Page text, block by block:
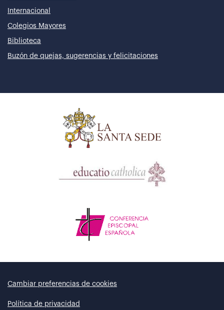
Internacional
Colegios Mayores
Biblioteca
Buzón de quejas, sugerencias y felicitaciones
Cambiar preferencias de cookies
Política de privacidad